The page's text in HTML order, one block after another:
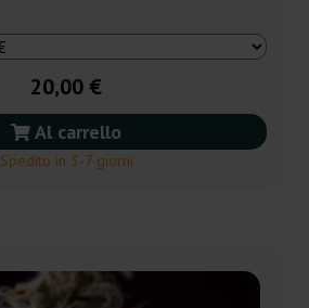
20,00 €
Al carrello
Spedito in 3-7 giorni